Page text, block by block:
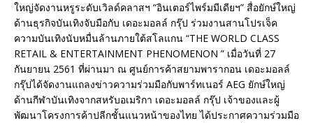
ใหญ่จัดงานหรูระดับเวิลด์คลาสฯ “อินเตอร์ไพร์มมีเดียฯ” สื่อยักษ์ใหญ่
ด้านธุรกิจบันเทิงจับมือกับ เดอะมอลล์ กรุ๊ป ร่วมงานสานโปรเจ็ค
ความบันเทิงนับหมื่นล้านภายใต้สโลแกน “THE WORLD CLASS
RETAIL & ENTERTAINMENT PHENOMENON ” เมื่อวันที่ 27
กันยายน 2561 ที่ผ่านมา ณ ศูนย์การค้าสยามพารากอน เดอะมอลล์
กรุ๊ปได้จัดงานแถลงข่าวความร่วมมือกับพาร์ทเนอร์ AEG ยักษ์ใหญ่
ด้านกีฬาบันเทิงจากสหรับอเมริกา เดอะมอลล์ กรุ๊ป เจ้าของและผู้
พัฒนาโครงการค้าปลีกชั้นแนวหน้าของไทย ได้ประกาศความร่วมมือ